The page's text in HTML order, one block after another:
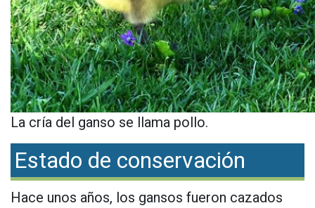
La cría del ganso se llama pollo.
Estado de conservación
Hace unos años, los gansos fueron cazados